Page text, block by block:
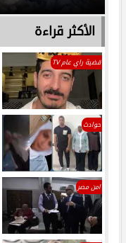
الأكثر قراءة
قضية راي عام TV
حوادث
امن مصر